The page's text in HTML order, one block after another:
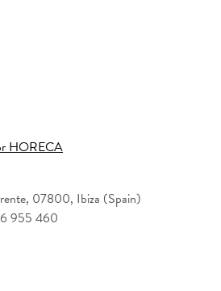
HORECA
07800, Ibiza (Spain)
955 460